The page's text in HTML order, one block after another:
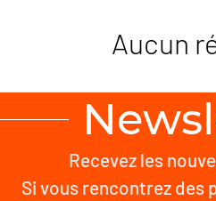
Aucun
Recevez les
Si vous rencontrez des